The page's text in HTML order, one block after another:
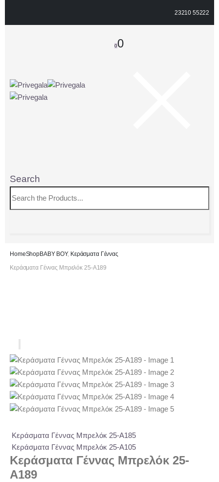
23210 55222
00
Search
HomeShopΒΑΒΥ ΒΟΥ, Κεράσματα Γέννας
Κεράσματα Γέννας Μπρελόκ 25-Α189
Κεράσματα Γέννας Μπρελόκ 25-Α185
Κεράσματα Γέννας Μπρελόκ 25-Α105
Κεράσματα Γέννας Μπρελόκ 25-
Α189